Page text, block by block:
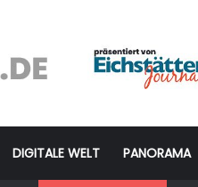
DIGITALE WELT PANORAMA